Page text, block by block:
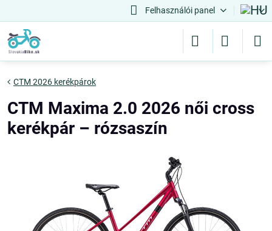
Felhasználói panel
CTM 2026 kerékpárok
CTM Maxima 2.0 2026 női cross
kerékpár – rózsaszín